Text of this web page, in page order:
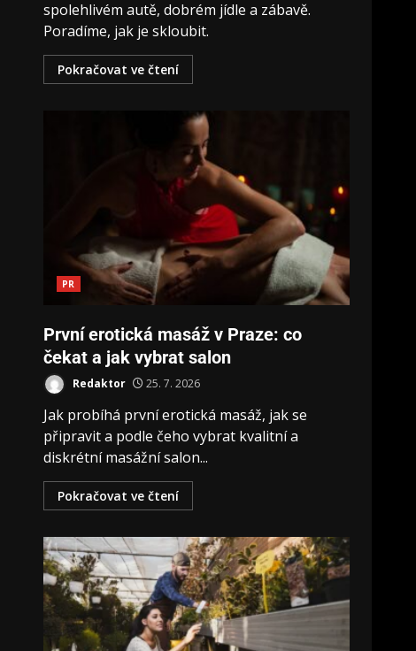
spolehlivém autě, dobrém jídle a zábavě.
Poradíme, jak je skloubit.
Pokračovat ve čtení
PR
První erotická masáž v Praze: co
čekat a jak vybrat salon
Redaktor 25. 7. 2026
Jak probíhá první erotická masáž, jak se
připravit a podle čeho vybrat kvalitní a
diskrétní masážní salon...
Pokračovat ve čtení